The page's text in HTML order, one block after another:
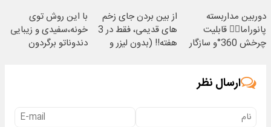
دوربین مداربسته
پانوراما👈🏻 قابلیت
چرخش 360°و سازگار
از بین بردن جای زخم
های قدیمی، فقط در 3
هفته!! (بدون لیزر و
با این روش توی
خونه،سفیدی و زیبایی
دندوناتو برگردون
ارسال نظر